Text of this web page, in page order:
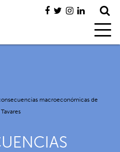
macroeconómicas de